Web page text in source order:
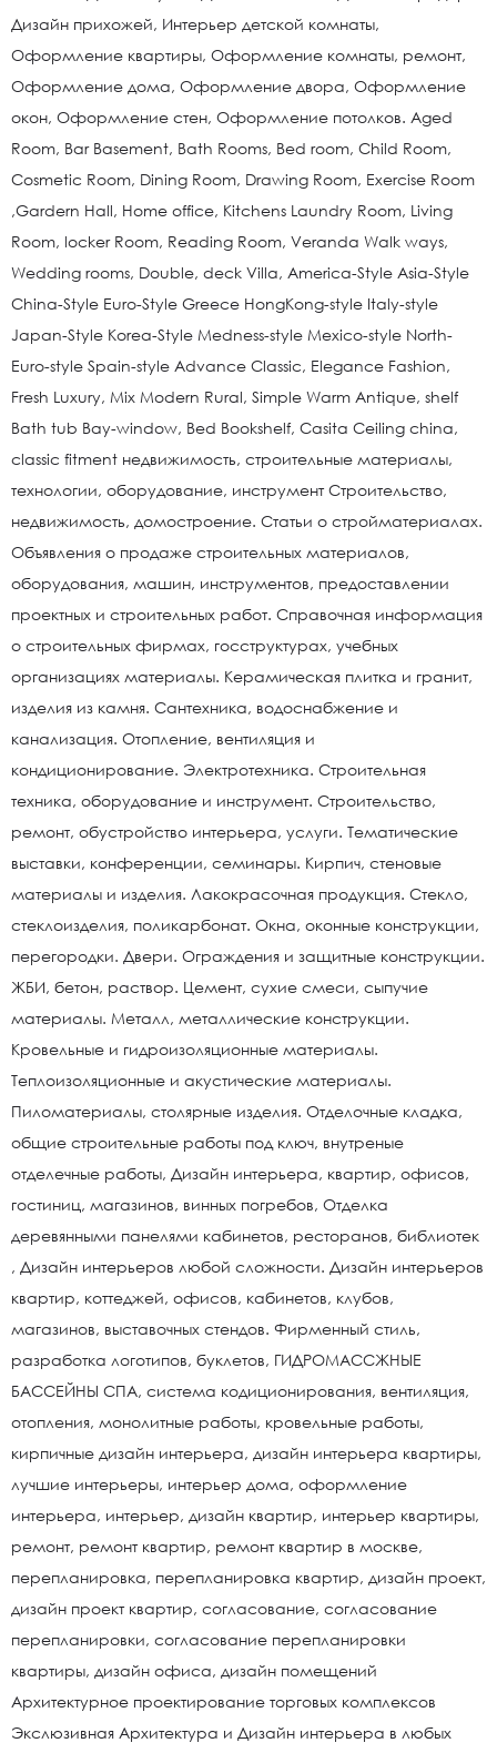
Дизайн прихожей, Интерьер детской комнаты,
Оформление квартиры, Оформление комнаты, ремонт,
Оформление дома, Оформление двора, Оформление
окон, Оформление стен, Оформление потолков. Aged
Room, Bar Basement, Bath Rooms, Bed room, Child Room,
Cosmetic Room, Dining Room, Drawing Room, Exercise Room
,Gardern Hall, Home office, Kitchens Laundry Room, Living
Room, locker Room, Reading Room, Veranda Walk ways,
Wedding rooms, Double, deck Villa, America-Style Asia-Style
China-Style Euro-Style Greece HongKong-style Italy-style
Japan-Style Korea-Style Medness-style Mexico-style North-
Euro-style Spain-style Advance Classic, Elegance Fashion,
Fresh Luxury, Mix Modern Rural, Simple Warm Antique, shelf
Bath tub Bay-window, Bed Bookshelf, Casita Ceiling china,
classic fitment недвижимость, строительные материалы,
технологии, оборудование, инструмент Строительство,
недвижимость, домостроение. Статьи о стройматериалах.
Объявления о продаже строительных материалов,
оборудования, машин, инструментов, предоставлении
проектных и строительных работ. Справочная информация
о строительных фирмах, госструктурах, учебных
организациях материалы. Керамическая плитка и гранит,
изделия из камня. Сантехника, водоснабжение и
канализация. Отопление, вентиляция и
кондиционирование. Электротехника. Строительная
техника, оборудование и инструмент. Строительство,
ремонт, обустройство интерьера, услуги. Тематические
выставки, конференции, семинары. Кирпич, стеновые
материалы и изделия. Лакокрасочная продукция. Стекло,
стеклоизделия, поликарбонат. Окна, оконные конструкции,
перегородки. Двери. Ограждения и защитные конструкции.
ЖБИ, бетон, раствор. Цемент, сухие смеси, сыпучие
материалы. Металл, металлические конструкции.
Кровельные и гидроизоляционные материалы.
Теплоизоляционные и акустические материалы.
Пиломатериалы, столярные изделия. Отделочные кладка,
общие строительные работы под ключ, внутреные
отделечные работы, Дизайн интерьера, квартир, офисов,
гостиниц, магазинов, винных погребов, Отделка
деревянными панелями кабинетов, ресторанов, библиотек
, Дизайн интерьеров любой сложности. Дизайн интерьеров
квартир, коттеджей, офисов, кабинетов, клубов,
магазинов, выставочных стендов. Фирменный стиль,
разработка логотипов, буклетов, ГИДРОМАССЖНЫЕ
БАССЕЙНЫ СПА, система кодиционирования, вентиляция,
отопления, монолитные работы, кровельные работы,
кирпичные дизайн интерьера, дизайн интерьера квартиры,
лучшие интерьеры, интерьер дома, оформление
интерьера, интерьер, дизайн квартир, интерьер квартиры,
ремонт, ремонт квартир, ремонт квартир в москве,
перепланировка, перепланировка квартир, дизайн проект,
дизайн проект квартир, согласование, согласование
перепланировки, согласование перепланировки
квартиры, дизайн офиса, дизайн помещений
Архитектурное проектирование торговых комплексов
Экслюзивная Архитектура и Дизайн интерьера в любых